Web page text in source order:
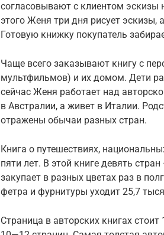
согласовывают с клиентом эскизы
этого Женя три дня рисует
Готовую книжку покупатель
Чаще всего заказывают книгу с
мультфильмов) и их домом. Дети
сейчас Женя работает над
в Австралии, а живет в Италии.
отражены обычаи разных стран.
Книга о путешествиях,
пяти лет. В этой книге девять
закупает в разных цветах раз в
фетра и фурнитуры уходит 25,7
Страница в авторских книгах